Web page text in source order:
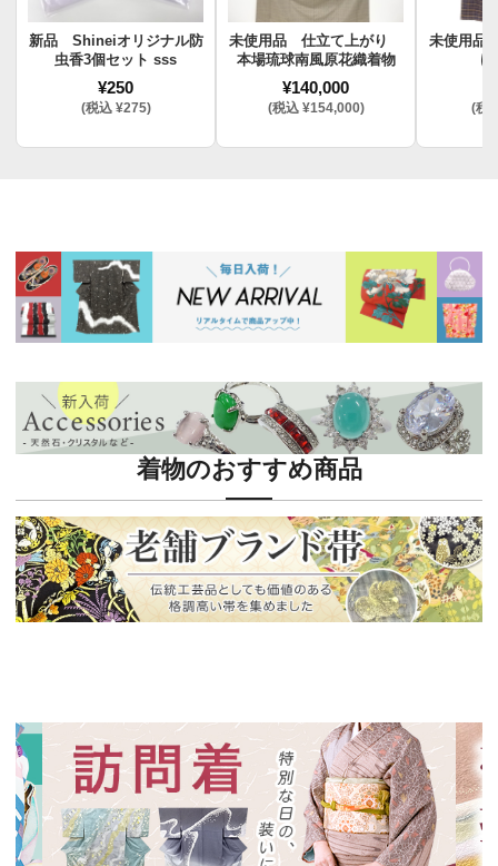
新品 Shineiオリジナル防
虫香3個セット sss
¥250
(税込 ¥275)
未使用品 仕立て上がり
本場琉球南風原花織着物
¥140,000
(税込 ¥154,000)
未使用品
(税
着物のおすすめ商品